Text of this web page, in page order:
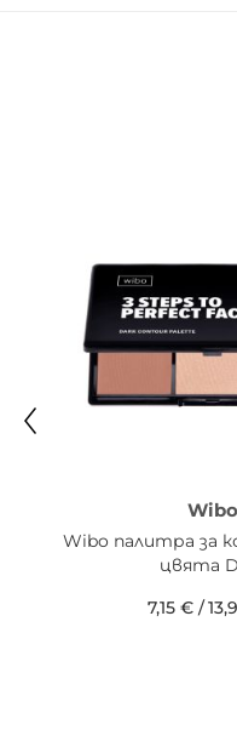
Wibo
Wibo палитра за
цвята
7,15 €/